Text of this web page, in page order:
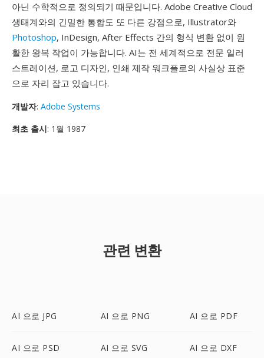
아닌 수학적으로 정의되기 때문입니다. Adobe Creative Cloud
생태계와의 긴밀한 통합도 또 다른 강점으로, Illustrator와
Photoshop, InDesign, After Effects 간의 형식 변환 없이 원
활한 왕복 작업이 가능합니다. AI는 전 세계적으로 전문 일러
스트레이션, 로고 디자인, 인쇄 제작 워크플로의 사실상 표준
으로 자리 잡고 있습니다.
개발자: Adobe Systems
최초 출시: 1월 1987
관련 변환
AI 으로 JPG AI 으로 PNG AI 으로 PDF
AI 으로 PSD AI 으로 SVG AI 으로 DXF